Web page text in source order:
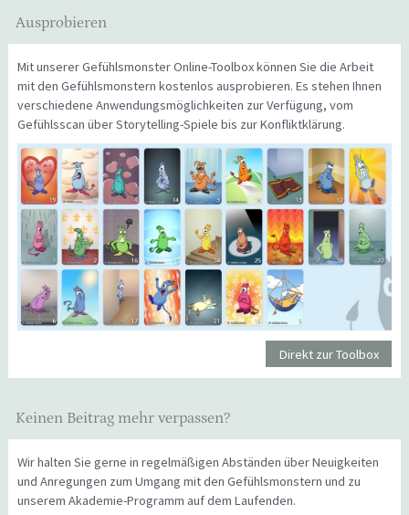
Ausprobieren
Mit unserer Gefühlsmonster Online-Toolbox können Sie die Arbeit
mit den Gefühlsmonstern kostenlos ausprobieren. Es stehen Ihnen
verschiedene Anwendungsmöglichkeiten zur Verfügung, vom
Gefühlsscan über Storytelling-Spiele bis zur Konfliktklärung.
Direkt zur Toolbox
Keinen Beitrag mehr verpassen?
Wir halten Sie gerne in regelmäßigen Abständen über Neuigkeiten
und Anregungen zum Umgang mit den Gefühlsmonstern und zu
unserem Akademie-Programm auf dem Laufenden.